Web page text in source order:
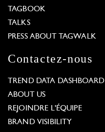
TAGBOOK
TALKS
PRESS ABOUT TAGWALK
Contactez-nous
TREND DATA DASHBOARD
ABOUT US
REJOINDRE L'ÉQUIPE
BRAND VISIBILITY